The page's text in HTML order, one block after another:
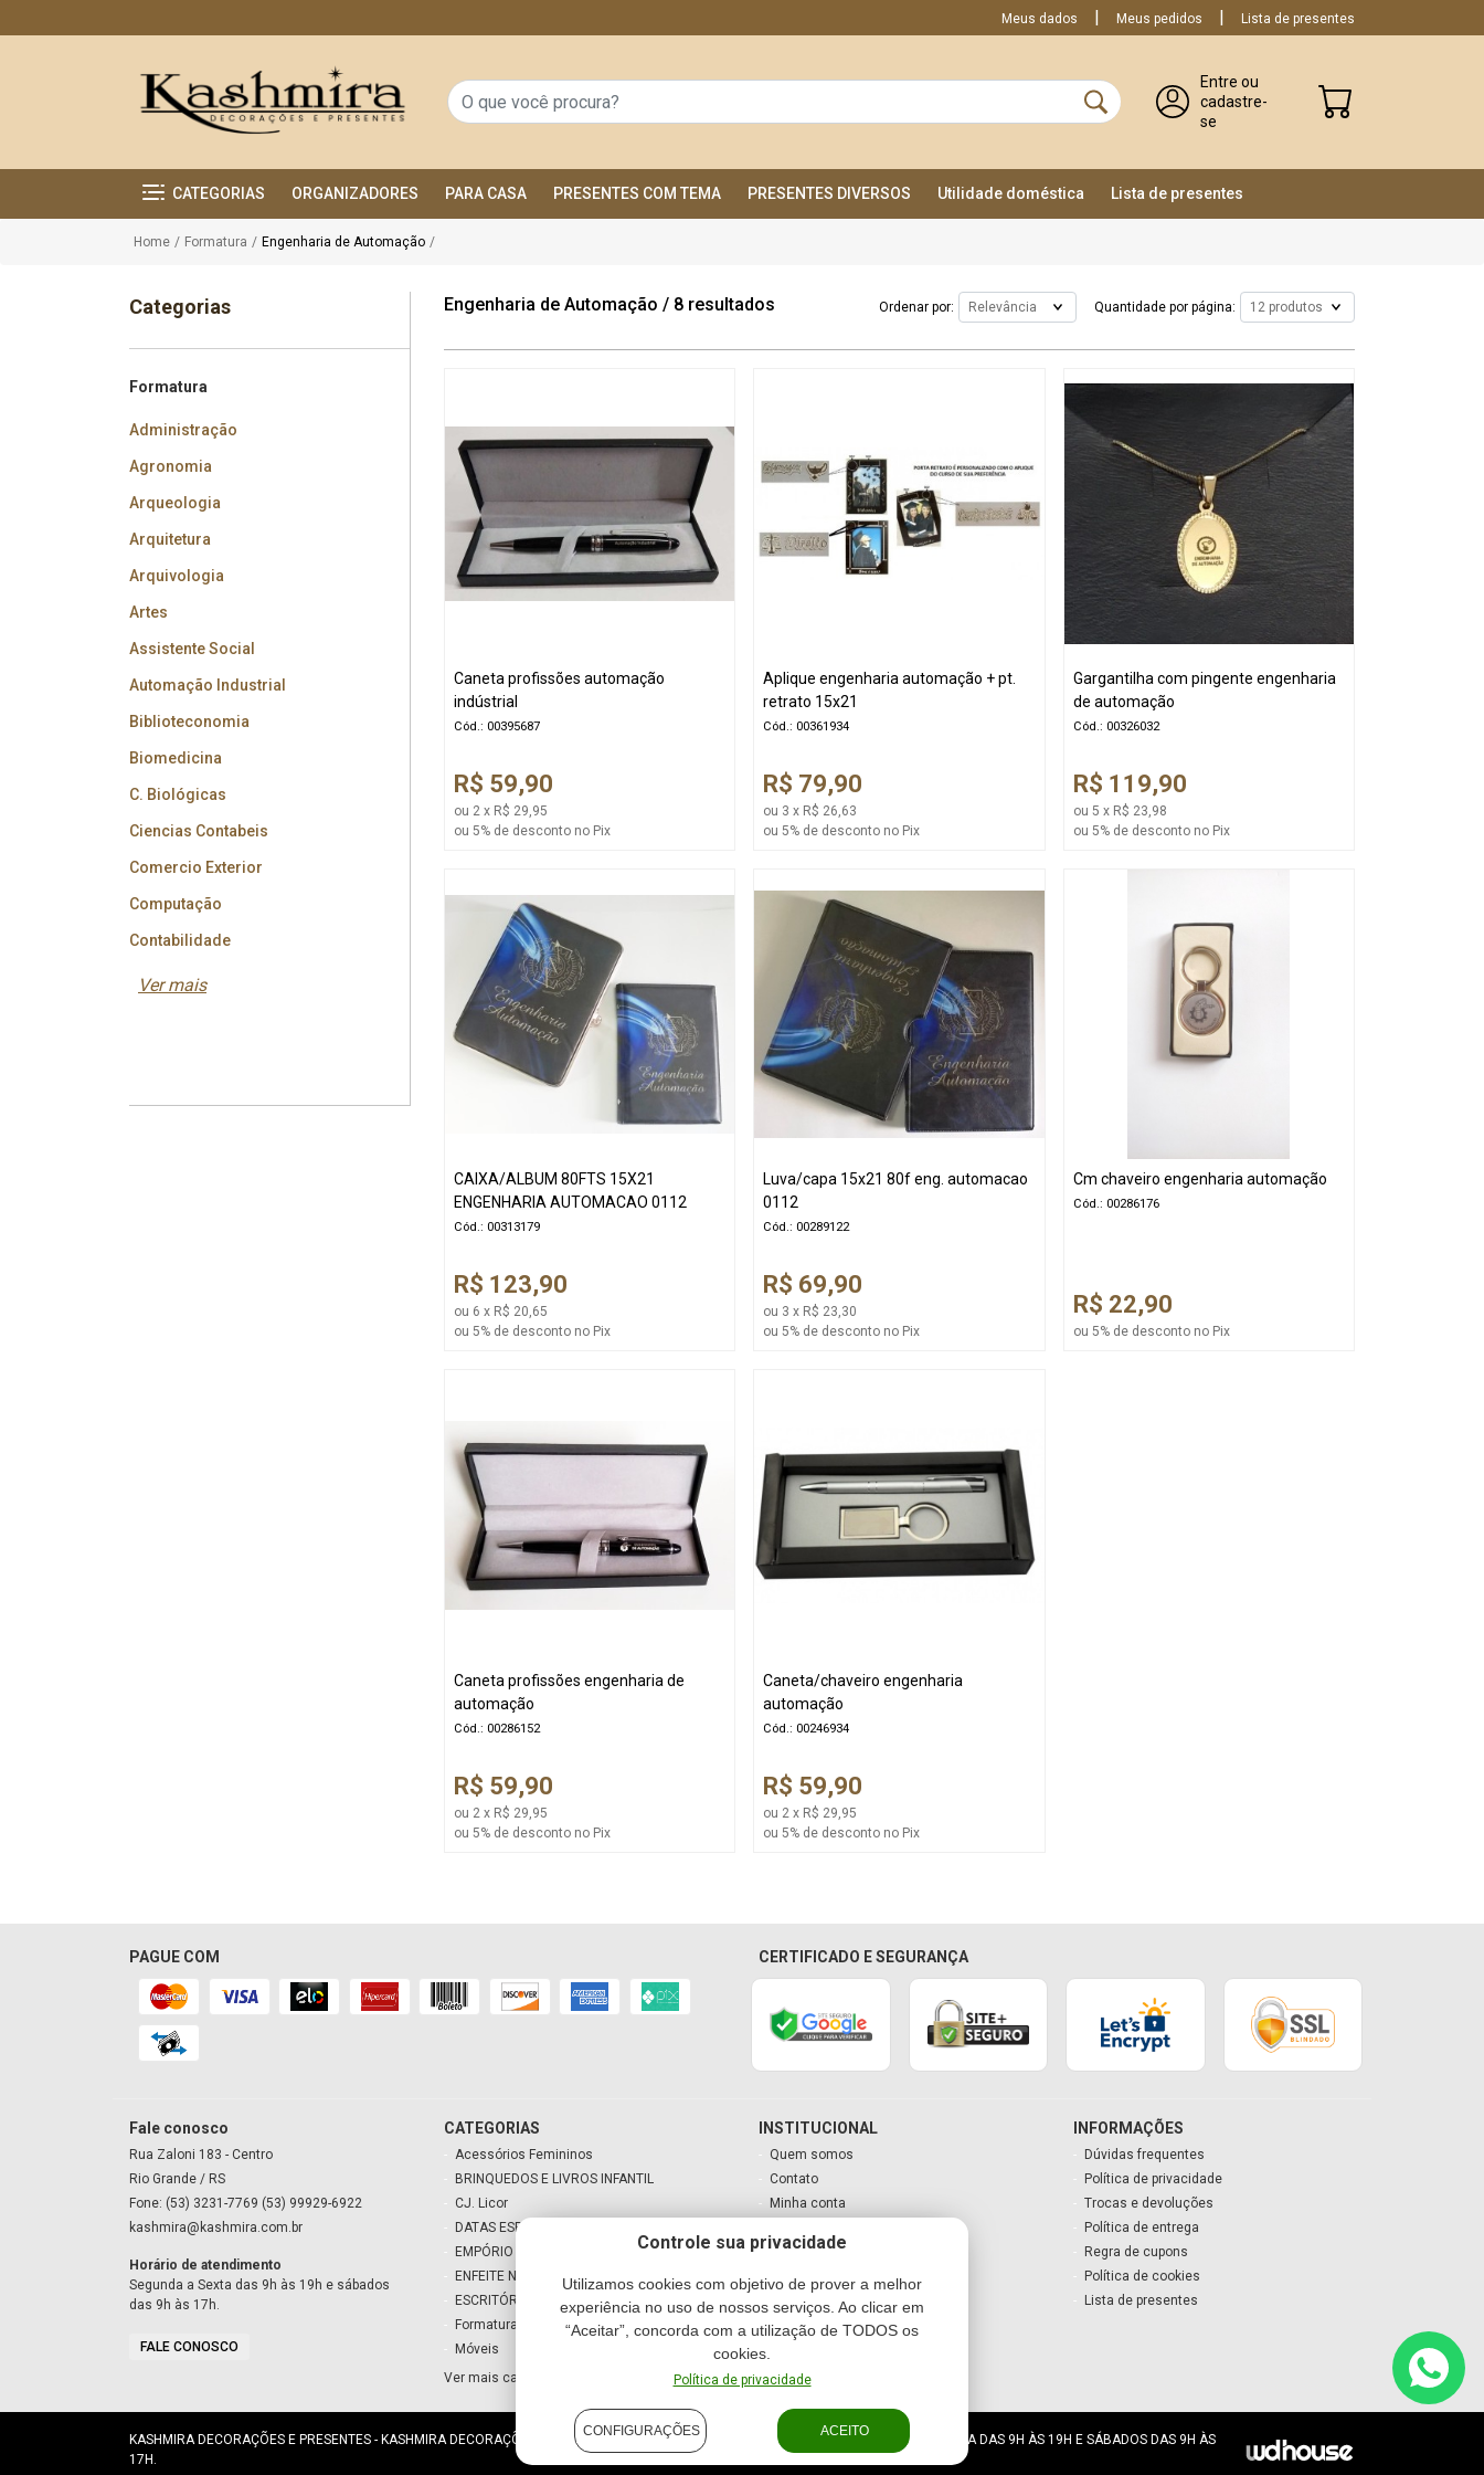
Meus dados Meus pedidos Lista de presentes
Entre ou
cadastre-
se
CATEGORIAS ORGANIZADORES PARA CASA PRESENTES COM TEMA PRESENTES DIVERSOS Utilidade doméstica Lista de presentes
Controle sua privacidade
Utilizamos cookies com objetivo de prover a melhor
experiência no uso de nossos serviços. Ao clicar em
“Aceitar”, concorda com a utilização de TODOS os
cookies.
Política de privacidade
CONFIGURAÇÕES ACEITO
Home / Formatura / Engenharia de Automação /
Categorias
Formatura
Administração
Agronomia
Arqueologia
Arquitetura
Arquivologia
Artes
Assistente Social
Automação Industrial
Biblioteconomia
Biomedicina
C. Biológicas
Ciencias Contabeis
Comercio Exterior
Computação
Contabilidade
Ver mais
Engenharia de Automação / 8 resultados Ordenar por: Quantidade por página:
Caneta profissões automação
indústrial
Cód.: 00395687
R$ 59,90
ou 2 x R$ 29,95
ou 5% de desconto no Pix
Aplique engenharia automação + pt.
retrato 15x21
Cód.: 00361934
R$ 79,90
ou 3 x R$ 26,63
ou 5% de desconto no Pix
Gargantilha com pingente engenharia
de automação
Cód.: 00326032
R$ 119,90
ou 5 x R$ 23,98
ou 5% de desconto no Pix
CAIXA/ALBUM 80FTS 15X21
ENGENHARIA AUTOMACAO 0112
Cód.: 00313179
R$ 123,90
ou 6 x R$ 20,65
ou 5% de desconto no Pix
Luva/capa 15x21 80f eng. automacao
0112
Cód.: 00289122
R$ 69,90
ou 3 x R$ 23,30
ou 5% de desconto no Pix
Cm chaveiro engenharia automação
Cód.: 00286176
R$ 22,90
ou 5% de desconto no Pix
Caneta profissões engenharia de
automação
Cód.: 00286152
R$ 59,90
ou 2 x R$ 29,95
ou 5% de desconto no Pix
Caneta/chaveiro engenharia
automação
Cód.: 00246934
R$ 59,90
ou 2 x R$ 29,95
ou 5% de desconto no Pix
PAGUE COM CERTIFICADO E SEGURANÇA
Fale conosco
Rua Zaloni 183 - Centro
Rio Grande / RS
Fone: (53) 3231-7769 (53) 99929-6922
kashmira@kashmira.com.br
Horário de atendimento
Segunda a Sexta das 9h às 19h e sábados
das 9h às 17h.
FALE CONOSCO
CATEGORIAS
Acessórios Femininos
BRINQUEDOS E LIVROS INFANTIL
CJ. Licor
DATAS ESPECIAIS
EMPÓRIO
ENFEITE NATAL
ESCRITÓRIO
Formatura
Móveis
Ver mais categorias
INSTITUCIONAL
Quem somos
Contato
Minha conta
INFORMAÇÕES
Dúvidas frequentes
Política de privacidade
Trocas e devoluções
Política de entrega
Regra de cupons
Política de cookies
Lista de presentes
KASHMIRA DECORAÇÕES E PRESENTES - KASHMIRA DECORAÇÕES E PRESENTES LTDA - ME - CNPJ: 10.570.504/0001-09 SEGUNDA A SEXTA DAS 9H ÀS 19H E SÁBADOS DAS 9H ÀS
17H.